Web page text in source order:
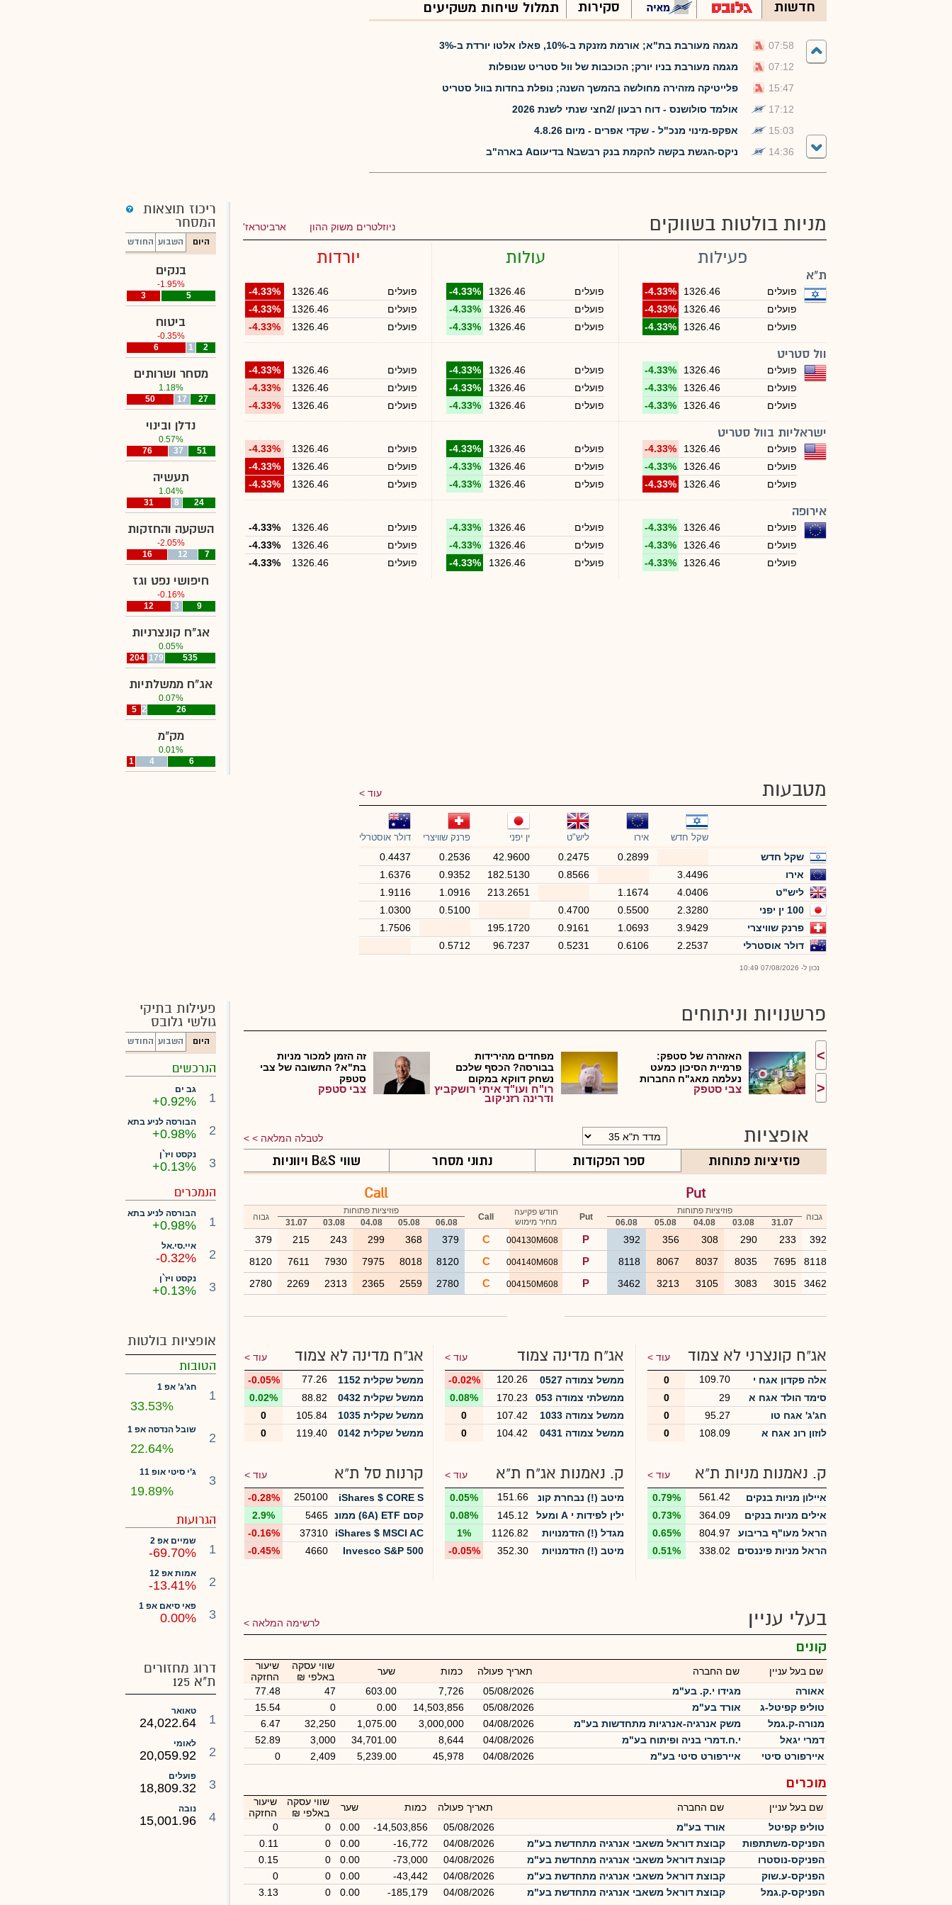
חדשות סקירות תמלול שיחות משקיעים
07:58
מגמה מעורבת בת"א; אורמת מזנקת ב-10%, פאלו אלטו יורדת ב-3%
07:12
מגמה מעורבת בניו יורק; הכוכבות של וול סטריט שנופלות
15:47
פלייטיקה מזהירה מחולשה בהמשך השנה; נופלת בחדות בוול סטריט
17:12
אולמד סולושנס - דוח רבעון /2חצי שנתי לשנת 2026
15:03
אפקפ-מינוי מנכ"ל - שקדי אפרים - מיום 4.8.26
14:36
ניקס-הגשת בקשה להקמת בנק רבשבN בדיעוםA בארה"ב
מניות בולטות בשווקים ניוזלטרים משוק ההון ארביטראז'
פעילות
ת"א
פועלים 1326.46
-4.33%
פועלים
1326.46
-4.33%
פועלים
1326.46
-4.33%
וול סטריט
פועלים 1326.46
-4.33%
פועלים
1326.46
-4.33%
פועלים
1326.46
-4.33%
ישראליות בוול סטריט
פועלים 1326.46
-4.33%
פועלים
1326.46
-4.33%
פועלים
1326.46
-4.33%
אירופה
פועלים 1326.46
-4.33%
פועלים
1326.46
-4.33%
פועלים
1326.46
-4.33%
עולות
פועלים 1326.46
-4.33%
פועלים
1326.46
-4.33%
פועלים
1326.46
-4.33%
פועלים 1326.46
-4.33%
פועלים
1326.46
-4.33%
פועלים
1326.46
-4.33%
פועלים 1326.46
-4.33%
פועלים
1326.46
-4.33%
פועלים
1326.46
-4.33%
פועלים 1326.46
-4.33%
פועלים
1326.46
-4.33%
פועלים
1326.46
-4.33%
יורדות
פועלים 1326.46
-4.33%
פועלים
1326.46
-4.33%
פועלים
1326.46
-4.33%
פועלים 1326.46
-4.33%
פועלים
1326.46
-4.33%
פועלים
1326.46
-4.33%
פועלים 1326.46
-4.33%
פועלים
1326.46
-4.33%
פועלים
1326.46
-4.33%
פועלים 1326.46
-4.33%
פועלים
1326.46
-4.33%
פועלים
1326.46
-4.33%
ריכוז תוצאות
המסחר
היום השבוע החודש
בנקים
-1.95%
3
5
ביטוח
-0.35%
6
1 2
מסחר ושרותים
1.18%
50
17 27
נדלן ובינוי
0.57%
76
37 51
תעשיה
1.04%
31
8 24
השקעה והחזקות
-2.05%
16
12 7
חיפושי נפט וגז
-0.16%
12
3 9
אג"ח קונצרניות
0.05%
204 179 535
אג"ח ממשלתיות
0.07%
5 2 26
מק"מ
0.01%
1
4 6
מטבעות עוד
שקל חדש אירו ליש"ט ין יפני פרנק שוויצרי דולר אוסטרלי
שקל חדש 0.2899
0.2475
42.9600
0.2536
0.4437
אירו
3.4496
0.8566
182.5130
0.9352
1.6376
ליש"ט
4.0406
1.1674
213.2651
1.0916
1.9116
100 ין יפני
2.3280
0.5500
0.4700
0.5100
1.0300
פרנק שוויצרי
3.9429
1.0693
0.9161
195.1720
1.7506
דולר אוסטרלי
2.2537
0.6106
0.5231
96.7237
0.5712
נכון ל- 07/08/2026 10:49
פרשנויות וניתוחים
>
<
האזהרה של סטפק:
פרמיית הסיכון כמעט
נעלמה מאג"ח החברות
ה...
צבי סטפק
מפחדים מהירידות
בבורסה? הכסף שלכם
נשחק דווקא במקום
שנחש...
רו"ח ועו"ד איתי רושקביץ
ודרינה רזניקוב
זה הזמן למכור מניות
בת"א? התשובה של צבי
סטפק
צבי סטפק
אופציות לטבלה המלאה >
פוזיציות פתוחות ספר הפקודות נתוני מסחר שווי B &S ויווניות
Put
גבוה
פוזיציות פתוחות
Put
31.07
03.08
04.08
05.08
06.08
392
233
290
308
356
392
P
8118
7695
8035
8037
8067
8118
P
3462
3015
3083
3105
3213
3462
P
חודש פקיעה
מחיר מימוש
004130M608
004140M608
004150M608
Call
Call
פוזיציות פתוחות
גבוה
06.08
05.08
04.08
03.08
31.07
C
368
299
243
215
379
C
8018
7975
7930
7611
8120
C
2559
2365
2313
2269
2780
אג"ח קונצרני לא צמוד
עוד >
אלה פקדון אגח י
109.70
0
סימד הולד אגח א
29
0
חג'ג' אגח טו
95.27
0
לוזון רונ אגח א
108.09
0
ק. נאמנות מניות ת"א
עוד >
איילון מניות בנקים
561.42
0.79%
אילים מניות בנקים
364.09
0.73%
הראל מעו"ף בריבוע
804.97
0.65%
הראל מניות פיננסים
338.02
0.51%
אג"ח מדינה צמוד
עוד >
ממשל צמודה 0527
120.26
-0.02%
ממשלתי צמודה 053
6
170.23
0.08%
ממשל צמודה 1033
107.42
0
ממשל צמודה 0431
104.42
0
ק. נאמנות אג"ח ת"א
עוד >
מיטב (!) נבחרת קונ
צרני
151.66
0.05%
ילין לפידות י A ומעל
ה + 10%
145.12
0.08%
מגדל (!) הזדמנויות
באג"ח חברות סיכון
מוגבר
1126.82
1%
מיטב (!) הזדמנויות
352.30
-0.05%
אג"ח מדינה לא צמוד
עוד >
ממשל שקלית 1152
77.26
-0.05%
ממשל שקלית 0432
88.82
0.02%
ממשל שקלית 1035
105.84
0
ממשל שקלית 0142
119.40
0
קרנות סל ת"א
עוד >
iShares $ CORE S
&P 500 UCITS ETF
-TA
250100
-0.28%
קסם 6A) ETF) ממונ
פת ת"א 35 פי 3 חוד
שי
5465
2.9%
iShares $ MSCI AC
WI UCITS ETF-TA
37310
-0.16%
Invesco S&P 500
4660
-0.45%
בעלי עניין לרשימה המלאה
קונים
שם בעל עניין שם החברה תאריך פעולה כמות שער
שווי עסקה
באלפי ₪
שיעור
החזקה
אאורה
מגידו י.ק. בע"מ 05/08/2026
7,726
603.00
47
77.48
טוליפ קפיטל-ג
אורד בע"מ 05/08/2026
14,503,856
0.00
0
15.54
מנורה-ק.גמל
משק אנרגיה-אנרגיות מתחדשות בע"מ 04/08/2026
3,000,000
1,075.00
32,250
6.47
דמרי יגאל
י.ח.דמרי בניה ופיתוח בע"מ 04/08/2026
8,644
34,701.00
3,000
52.89
איירפורט סיטי
איירפורט סיטי בע"מ 04/08/2026
45,978
5,239.00
2,409
0
מוכרים
שם בעל עניין שם החברה תאריך פעולה כמות שער
שווי עסקה
באלפי ₪
שיעור
החזקה
טוליפ קפיטל
אורד בע"מ 05/08/2026
-14,503,856
0.00
0
0
הפניקס-משתתפות
קבוצת דוראל משאבי אנרגיה מתחדשת בע"מ 04/08/2026
-16,772
0.00
0
0.11
הפניקס-נוסטרו
קבוצת דוראל משאבי אנרגיה מתחדשת בע"מ 04/08/2026
-73,000
0.00
0
0.15
הפניקס-ע.שוק
קבוצת דוראל משאבי אנרגיה מתחדשת בע"מ 04/08/2026
-43,442
0.00
0
0
הפניקס-ק.גמל
קבוצת דוראל משאבי אנרגיה מתחדשת בע"מ 04/08/2026
-185,179
0.00
0
3.13
פעילות בתיקי
גולשי גלובס
היום השבוע החודש
הנרכשים
1
גב ים
+0.92%
2
הבורסה לניע בתא
+0.98%
3
נקסט ויז`ן
+0.13%
הנמכרים
1
הבורסה לניע בתא
+0.98%
2
איי.סי.אל
-0.32%
3
נקסט ויז`ן
+0.13%
אופציות בולטות
הטובות
1
חג’ג’ אפ 1
33.53%
2
שובל הנדסה אפ 1
22.64%
3
ג’י סיטי אופ 11
19.89%
הגרועות
1
שמיים אפ 2
-69.70%
2
אמות אפ 12
-13.41%
3
פאי סיאם אפ 1
0.00%
דרוג מחזורים
ת"א 125
1
טאואר
24,022.64
2
לאומי
20,059.92
3
פועלים
18,809.32
4
נובה
15,001.96